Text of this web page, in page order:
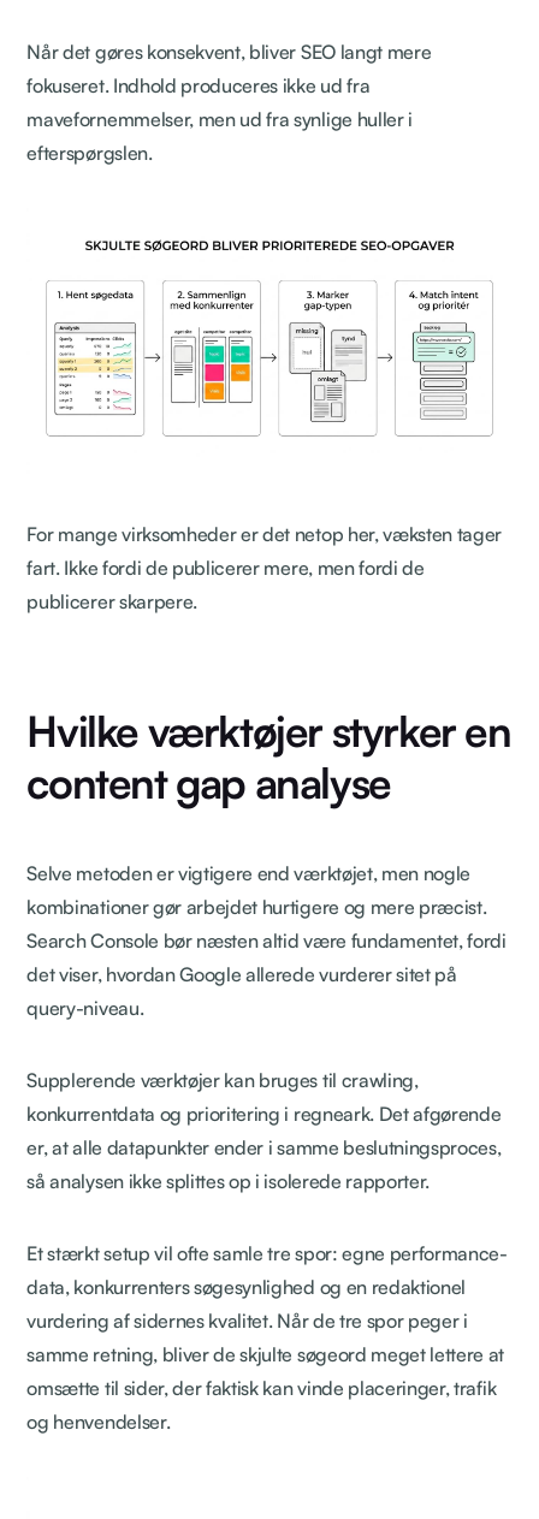
Når det gøres konsekvent, bliver SEO langt mere
fokuseret. Indhold produceres ikke ud fra
mavefornemmelser, men ud fra synlige huller i
efterspørgslen.
For mange virksomheder er det netop her, væksten tager
fart. Ikke fordi de publicerer mere, men fordi de
publicerer skarpere.
Hvilke værktøjer styrker en
content gap analyse
Selve metoden er vigtigere end værktøjet, men nogle
kombinationer gør arbejdet hurtigere og mere præcist.
Search Console bør næsten altid være fundamentet, fordi
det viser, hvordan Google allerede vurderer sitet på
query-niveau.
Supplerende værktøjer kan bruges til crawling,
konkurrentdata og prioritering i regneark. Det afgørende
er, at alle datapunkter ender i samme beslutningsproces,
så analysen ikke splittes op i isolerede rapporter.
Et stærkt setup vil ofte samle tre spor: egne performance-
data, konkurrenters søgesynlighed og en redaktionel
vurdering af sidernes kvalitet. Når de tre spor peger i
samme retning, bliver de skjulte søgeord meget lettere at
omsætte til sider, der faktisk kan vinde placeringer, trafik
og henvendelser.